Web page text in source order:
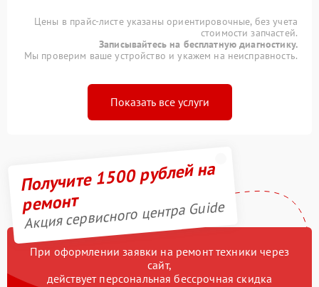
Цены в прайс-листе указаны ориентировочные, без учета
стоимости запчастей.
Записывайтесь на бесплатную диагностику.
Мы проверим ваше устройство и укажем на неисправность.
Показать все услуги
Получите 1500 рублей на
ремонт
Акция сервисного центра Guide
При оформлении заявки на ремонт техники через
сайт,
действует персональная бессрочная скидка